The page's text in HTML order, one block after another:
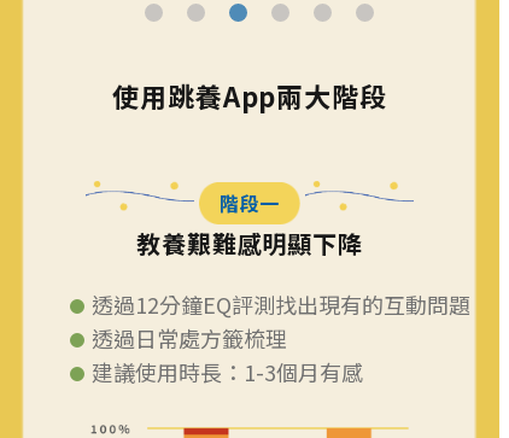
使用跳養App兩大階段
階段一
教養艱難感明顯下降
透過12分鐘EQ評測找出現有的互動問題
透過日常處方籤梳理
建議使用時長：1-3個月有感